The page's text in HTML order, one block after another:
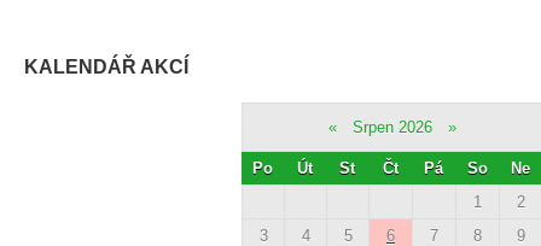
KALENDÁŘ AKCÍ
« Srpen 2026 »
Po Út St Čt Pá So
Ne
1
2
3
4 5 6 7 8
9